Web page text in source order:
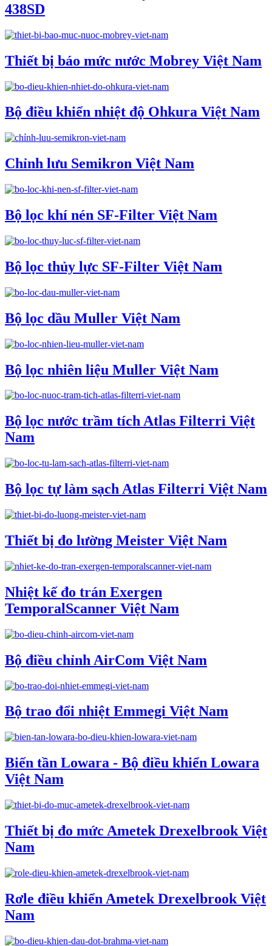
438SD
Thiết bị báo mức nước Mobrey Việt Nam
Bộ điều khiển nhiệt độ Ohkura Việt Nam
Chỉnh lưu Semikron Việt Nam
Bộ lọc khí nén SF-Filter Việt Nam
Bộ lọc thủy lực SF-Filter Việt Nam
Bộ lọc dầu Muller Việt Nam
Bộ lọc nhiên liệu Muller Việt Nam
Bộ lọc nước trầm tích Atlas Filterri Việt
Nam
Bộ lọc tự làm sạch Atlas Filterri Việt Nam
Thiết bị đo lường Meister Việt Nam
Nhiệt kế đo trán Exergen
TemporalScanner Việt Nam
Bộ điều chỉnh AirCom Việt Nam
Bộ trao đổi nhiệt Emmegi Việt Nam
Biến tần Lowara - Bộ điều khiển Lowara
Việt Nam
Thiết bị đo mức Ametek Drexelbrook Việt
Nam
Rơle điều khiển Ametek Drexelbrook Việt
Nam